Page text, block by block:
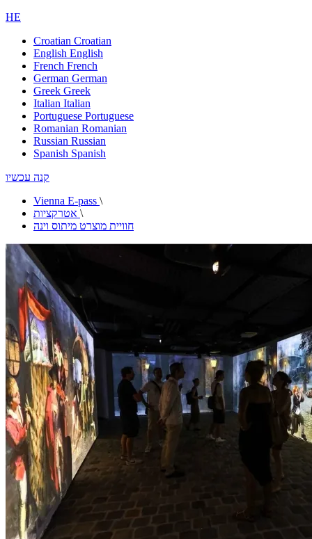
HE
Croatian Croatian
English English
French French
German German
Greek Greek
Italian Italian
Portuguese Portuguese
Romanian Romanian
Russian Russian
Spanish Spanish
קנה עכשיו
Vienna E-pass \
אטרקציות \
חוויית מוצרט מיתוס וינה